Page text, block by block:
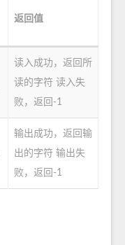
返回值
读入成功，返回所
读的字符 读入失
败，返回-1
输出成功，返回输
出的字符 输出失
败，返回-1